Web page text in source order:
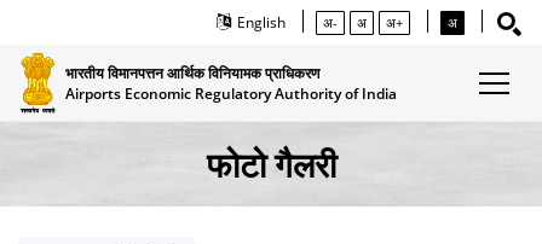
English अ- अ अ+ अ
भारतीय विमानपत्तन आर्थिक विनियामक प्राधिकरण
Airports Economic Regulatory Authority of India
फोटो गैलरी